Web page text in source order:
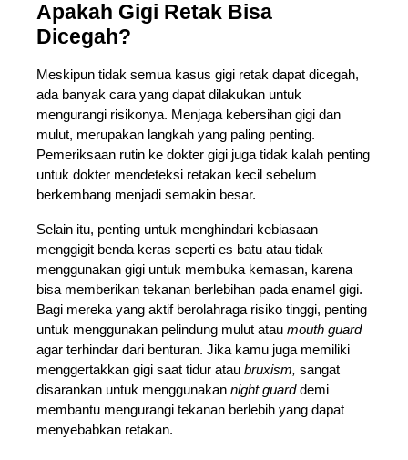
Apakah Gigi Retak Bisa
Dicegah?
Meskipun tidak semua kasus gigi retak dapat dicegah,
ada banyak cara yang dapat dilakukan untuk
mengurangi risikonya. Menjaga kebersihan gigi dan
mulut, merupakan langkah yang paling penting.
Pemeriksaan rutin ke dokter gigi juga tidak kalah penting
untuk dokter mendeteksi retakan kecil sebelum
berkembang menjadi semakin besar.
Selain itu, penting untuk menghindari kebiasaan
menggigit benda keras seperti es batu atau tidak
menggunakan gigi untuk membuka kemasan, karena
bisa memberikan tekanan berlebihan pada enamel gigi.
Bagi mereka yang aktif berolahraga risiko tinggi, penting
untuk menggunakan pelindung mulut atau mouth guard
agar terhindar dari benturan. Jika kamu juga memiliki
menggertakkan gigi saat tidur atau bruxism, sangat
disarankan untuk menggunakan night guard demi
membantu mengurangi tekanan berlebih yang dapat
menyebabkan retakan.